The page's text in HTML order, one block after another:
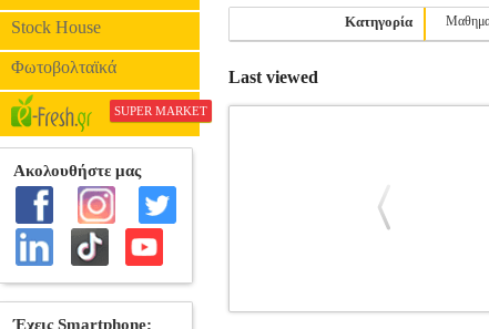
Stock House
Φωτοβολταϊκά
SUPER MARKET
Κατηγορία
Last viewed